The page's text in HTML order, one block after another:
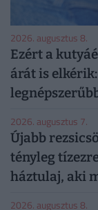
2026. augusztus 8.
Ezért a
árát is
2026. augusztus 7.
Újabb
tényleg
háztulaj, aki
2026. augusztus 8.